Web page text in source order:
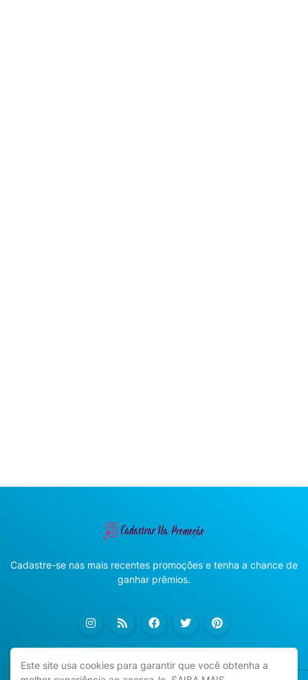
Cadastre-se nas mais recentes promoções e tenha a chance de
ganhar prêmios.
Este site usa cookies para garantir que você obtenha a